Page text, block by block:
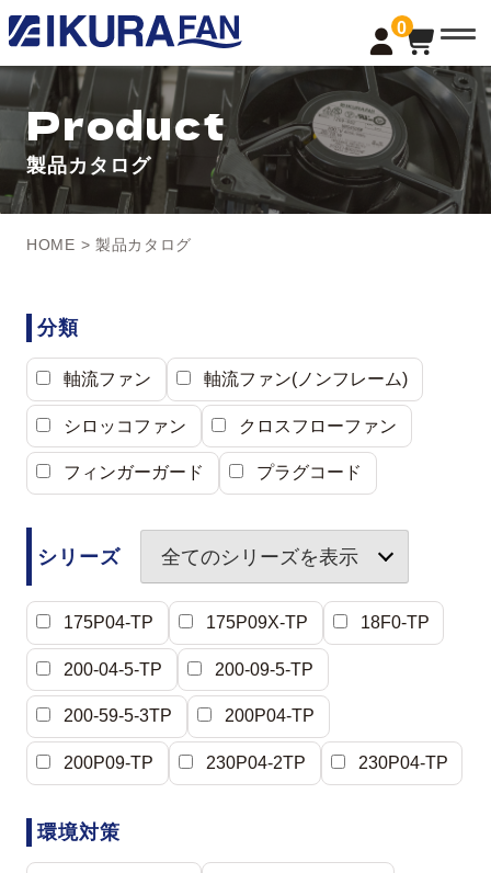
0
t
o
g
l
e
a
v
i
g
a
Product
製品カタログ
HOME > 製品カタログ
分類
軸流ファン 軸流ファン(ノンフレーム)
シロッコファン クロスフローファン
フィンガーガード プラグコード
シリーズ 全てのシリーズを表示
175P04-TP 175P09X-TP 18F0-TP
200-04-5-TP 200-09-5-TP
200-59-5-3TP 200P04-TP
200P09-TP 230P04-2TP 230P04-TP
環境対策